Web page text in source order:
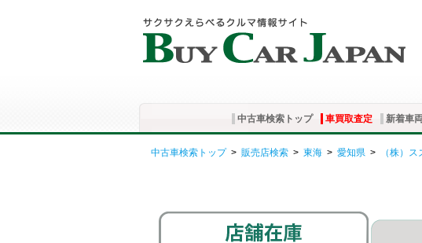
中古車検索トップ 車買取査定 新着車
中古車検索トップ> 販売店検索 > 東海 > 愛知県 > （株）